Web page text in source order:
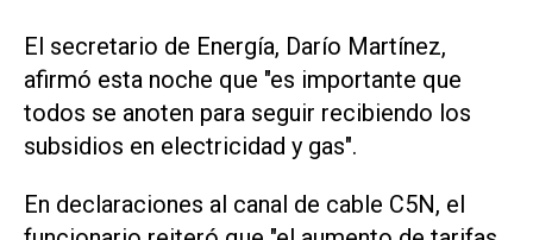
El secretario de Energía, Darío Martínez,
afirmó esta noche que "es importante que
todos se anoten para seguir recibiendo los
subsidios en electricidad y gas".
En declaraciones al canal de cable C5N, el